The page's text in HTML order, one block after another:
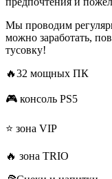
Мы проводим
можно заработать,
тусовку!
🔥32 мощных ПК
🎮 консоль PS5
⭐️ зона VIP
🔥 зона TRIO